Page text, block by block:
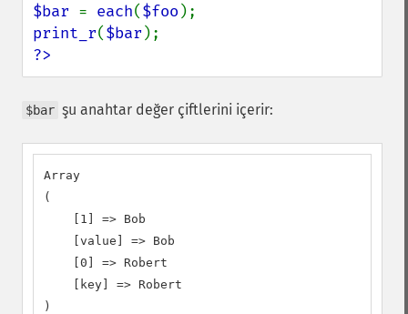
$bar = each($foo
print_r($bar
?>
$bar şu anahtar değer çiftlerini içerir:
Array
(
    [1] => Bob
    [value] => Bob
    [0] => Robert
    [key] => Robert
)